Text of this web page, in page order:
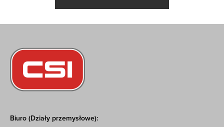
Biuro (Działy przemysłowe):